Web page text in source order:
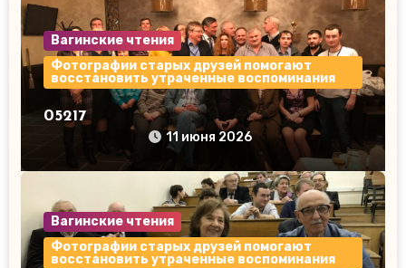
Вагинские чтения
Фотографии старых друзей помогают
восстановить утраченные воспоминания
05217
11 июня 2026
Вагинские чтения
Фотографии старых друзей помогают
восстановить утраченные воспоминания